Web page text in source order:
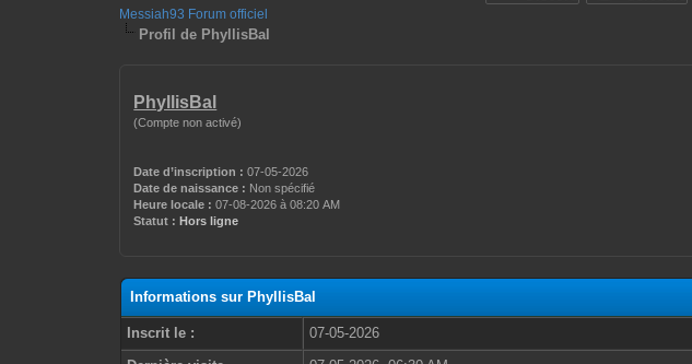
Messiah93 Forum officiel
Profil de PhyllisBal
PhyllisBal
(Compte non activé)
Date d’inscription : 07-05-2026
Date de naissance : Non spécifié
Heure locale : 07-08-2026 à 08:20 AM
Statut : Hors ligne
Informations sur PhyllisBal
Inscrit le :
07-05-2026